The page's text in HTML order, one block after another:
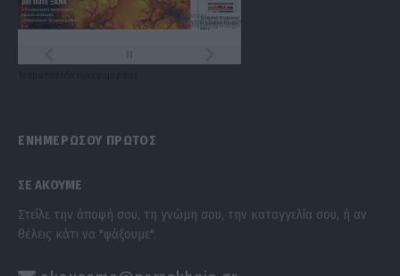
ΕΝΗΜΕΡΩΣΟΥ ΠΡΩΤΟΣ
ΣΕ ΑΚΟΥΜΕ
Στείλε την άποψή σου, τη γνώμη σου, την καταγγελία σου, ή αν
θέλεις κάτι να "ψάξουμε".